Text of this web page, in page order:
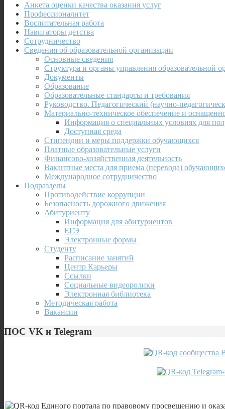
Анкета оценки качества оказания услуг
Профессионалитет
Воспитательная работа
Навигаторы детства
Сотрудничество
Сведения об образовательной организации
Основные сведения
Структура и органы управления образовательной
Документы
Образование
Образовательные стандарты и требования
Руководство. Педагогический (научно-
Материально-техническое обеспечение и
Информация о специальных условиях для
Доступная среда
Стипендии и меры поддержки обучающихся
Платные образовательные услуги
Финансово-хозяйственная деятельность
Вакантные места для приема (перевода)
Международное сотрудничество
Подразделы
Противодействие коррупции
Безопасность дорожного движения
Абитуриенту
Информация для абитуриентов
ЕГЭ
Электронные формы
Студенту
Расписание занятий
Центр Карьеры
Ссылки
Социальные видеоролики
Электронная библиотека
Методическая работа
Вакансии
ПОС VK и Telegram